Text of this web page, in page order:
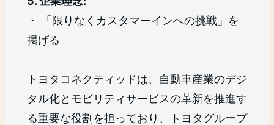
・ 「限りなくカスタマーインへの挑戦」を
掲げる
トヨタコネクティッドは、自動車産業のデジ
タル化とモビリティサービスの革新を推進す
る重要な役割を担っており、トヨタグループ